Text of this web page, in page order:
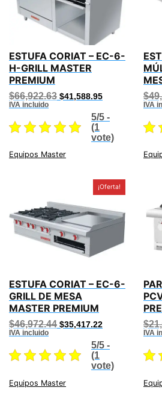
ESTUFA CORIAT – EC-6-
H-GRILL MASTER
PREMIUM
$66,922.63 Original
price
$66,922.63.
$41,588.95Current
price
is:
$41,588.95.
IVA incluido
5/5 -
(1
vote)
Equipos Master
$
IVA
¡Oferta!
ESTUFA CORIAT – EC-6-
GRILL DE MESA
MASTER PREMIUM
$46,972.44 Original
$46,972.44.
$35,417.22
is:
$35,417.22.
IVA incluido
5/5 -
(1
vote)
Equipos Master
$
IVA